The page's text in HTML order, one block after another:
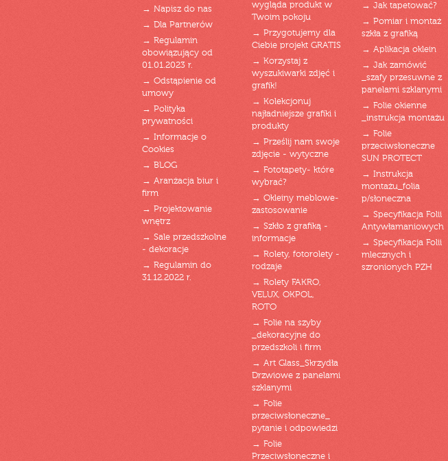
→ Napisz do nas
→ Dla Partnerów
→ Regulamin
obowiązujący od
01.01.2023 r.
→ Odstąpienie od
umowy
→ Polityka
prywatności
→ Informacje o
Cookies
→ BLOG
→ Aranżacja biur i
firm
→ Projektowanie
wnętrz
→ Sale przedszkolne
- dekoracje
→ Regulamin do
31.12.2022 r.
wygląda produkt w
Twoim pokoju
→ Przygotujemy dla
Ciebie projekt GRATIS
→ Korzystaj z
wyszukiwarki zdjęć i
grafik!
→ Kolekcjonuj
najładniejsze grafiki i
produkty
→ Prześlij nam swoje
zdjęcie - wytyczne
→ Fototapety- które
wybrać?
→ Okleiny meblowe-
zastosowanie
→ Szkło z grafiką -
informacje
→ Rolety, fotorolety -
rodzaje
→ Rolety FAKRO,
VELUX, OKPOL,
ROTO
→ Folie na szyby
_dekoracyjne do
przedszkoli i firm
→ Art Glass_Skrzydła
Drzwiowe z panelami
szklanymi
→ Folie
przeciwsłoneczne_
pytanie i odpowiedzi
→ Folie
Przeciwsłoneczne i
→ Jak tapetować?
→ Pomiar i montaż
szkła z grafiką
→ Aplikacja oklein
→ Jak zamówić
_szafy przesuwne z
panelami szklanymi
→ Folie okienne
_instrukcja montażu
→ Folie
przeciwsłoneczne
SUN PROTECT
→ Instrukcja
montażu_folia
p/słoneczna
→ Specyfikacja Folii
Antywłamaniowych
→ Specyfikacja Folii
mlecznych i
szronionych PZH